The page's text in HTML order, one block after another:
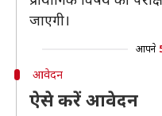
जाएगी।
आपने
आवेदन
ऐसे करें आवेदन